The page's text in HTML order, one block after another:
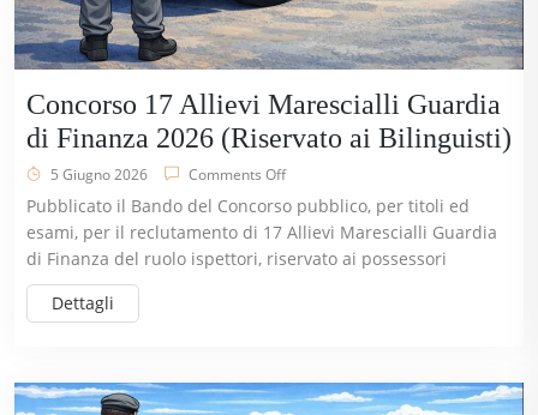
Concorso 17 Allievi Marescialli Guardia
di Finanza 2026 (Riservato ai Bilinguisti)
5 Giugno 2026 Comments Off
Pubblicato il Bando del Concorso pubblico, per titoli ed
esami, per il reclutamento di 17 Allievi Marescialli Guardia
di Finanza del ruolo ispettori, riservato ai possessori
Dettagli